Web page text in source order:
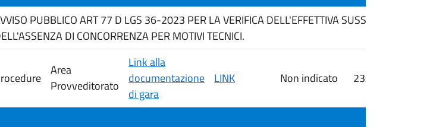
PUBBLICO ART 77 D LGS 36-2023 PER LA VERIFICA DELL'EFFETTIVA SUSSISTENZA DEL
DI CONCORRENZA PER MOTIVI TECNICI.
Area
Provveditorato
Link alla
documentazione
di gara
LINK Non indicato 23/07/2026